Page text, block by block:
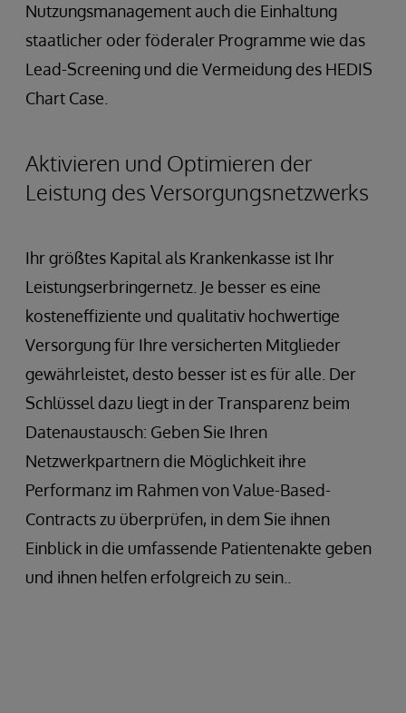
Nutzungsmanagement auch die Einhaltung
staatlicher oder föderaler Programme wie das
Lead-Screening und die Vermeidung des HEDIS
Chart Case.
Aktivieren und Optimieren der
Leistung des Versorgungsnetzwerks
Ihr größtes Kapital als Krankenkasse ist Ihr
Leistungserbringernetz. Je besser es eine
kosteneffiziente und qualitativ hochwertige
Versorgung für Ihre versicherten Mitglieder
gewährleistet, desto besser ist es für alle. Der
Schlüssel dazu liegt in der Transparenz beim
Datenaustausch: Geben Sie Ihren
Netzwerkpartnern die Möglichkeit ihre
Performanz im Rahmen von Value-Based-
Contracts zu überprüfen, in dem Sie ihnen
Einblick in die umfassende Patientenakte geben
und ihnen helfen erfolgreich zu sein..